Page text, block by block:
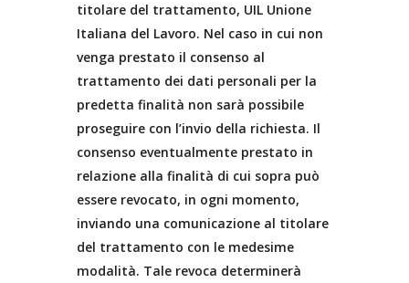
titolare del trattamento, UIL Unione
Italiana del Lavoro. Nel caso in cui non
venga prestato il consenso al
trattamento dei dati personali per la
predetta finalità non sarà possibile
proseguire con l’invio della richiesta. Il
consenso eventualmente prestato in
relazione alla finalità di cui sopra può
essere revocato, in ogni momento,
inviando una comunicazione al titolare
del trattamento con le medesime
modalità. Tale revoca determinerà